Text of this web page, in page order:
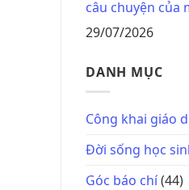
câu chuyện của
29/07/2026
DANH MỤC
Công khai giáo
Đời sống học
Góc báo chí(44)